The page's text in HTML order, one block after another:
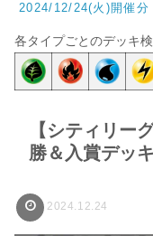
2024/12/24(火)開催分
各タイプごとのデッキ
【シティリー
勝＆入賞デッ
2024.12.24